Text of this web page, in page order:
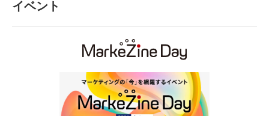
イベント